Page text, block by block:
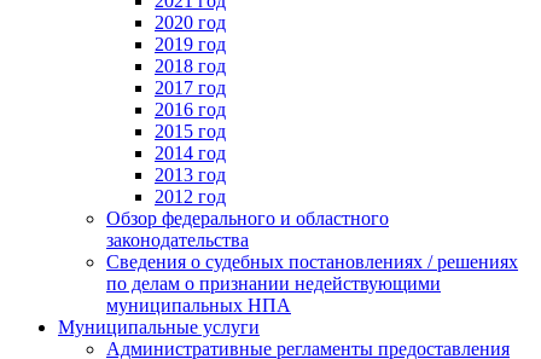
2020 год
2019 год
2018 год
2017 год
2016 год
2015 год
2014 год
2013 год
2012 год
Обзор федерального и областного
законодательства
Сведения о судебных постановлениях / решениях
по делам о признании недействующими
муниципальных НПА
Муниципальные услуги
Административные регламенты предоставления